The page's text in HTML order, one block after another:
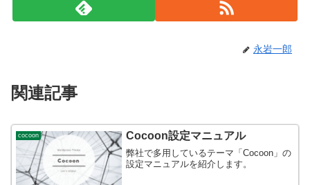
永岩一郎
関連記事
cocoon Cocoon設定マニュアル
弊社で多用しているテーマ「Cocoon」の
設定マニュアルを紹介します。